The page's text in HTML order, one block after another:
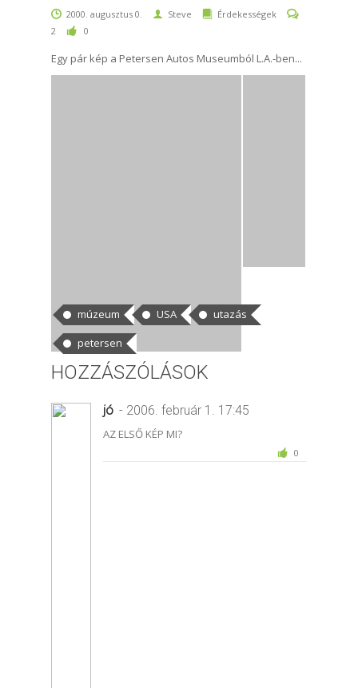
2000. augusztus 0. Steve
Érdekességek
2
0
Egy pár kép a Petersen Autos Museumból L.A.-ben...
múzeum USA
utazás
petersen
HOZZÁSZÓLÁSOK
jó - 2006. február 1. 17:45
AZ ELSŐ KÉP MI?
0